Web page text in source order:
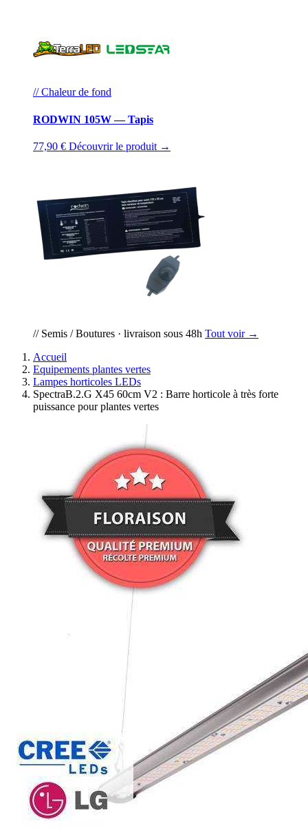
// Chaleur de fond
RODWIN 105W — Tapis
77,90 € Découvrir le produit →
// Semis / Boutures · livraison sous 48h Tout voir →
Accueil
Equipements plantes vertes
Lampes horticoles LEDs
SpectraB.2.G X45 60cm V2 : Barre horticole à très forte
puissance pour plantes vertes